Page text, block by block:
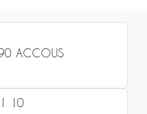
ACCOUS
10